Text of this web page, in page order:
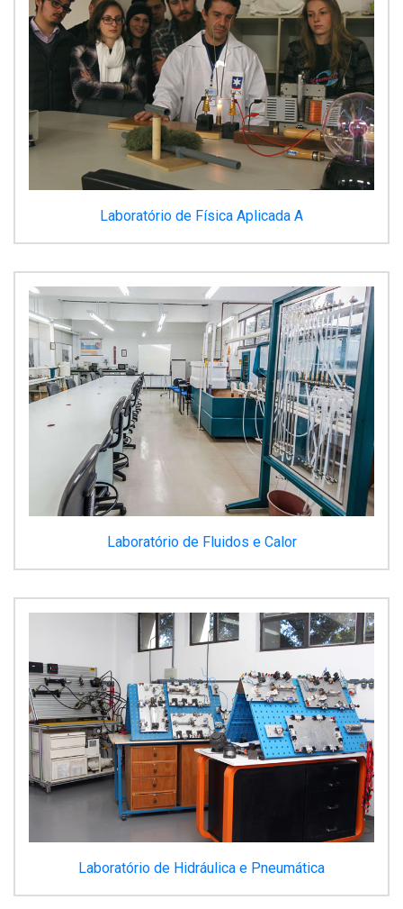
Laboratório de Física Aplicada A
Laboratório de Fluidos e Calor
Laboratório de Hidráulica e Pneumática